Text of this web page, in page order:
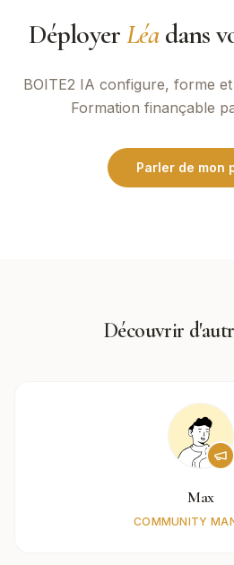
DéployerLéadans
BOITE2 IA configure, forme
Formation finançable
Parler de mon
Découvrir
Max
COMMUNITY